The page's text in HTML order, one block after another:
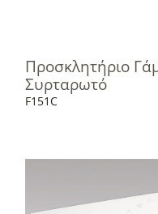
Προσκλητήριο
Συρταρωτό
F151C